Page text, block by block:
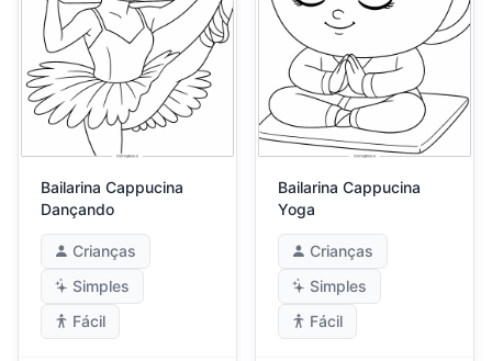
Bailarina Cappucina
Dançando
Crianças
Simples
Fácil
Bailarina Cappucina
Yoga
Crianças
Simples
Fácil